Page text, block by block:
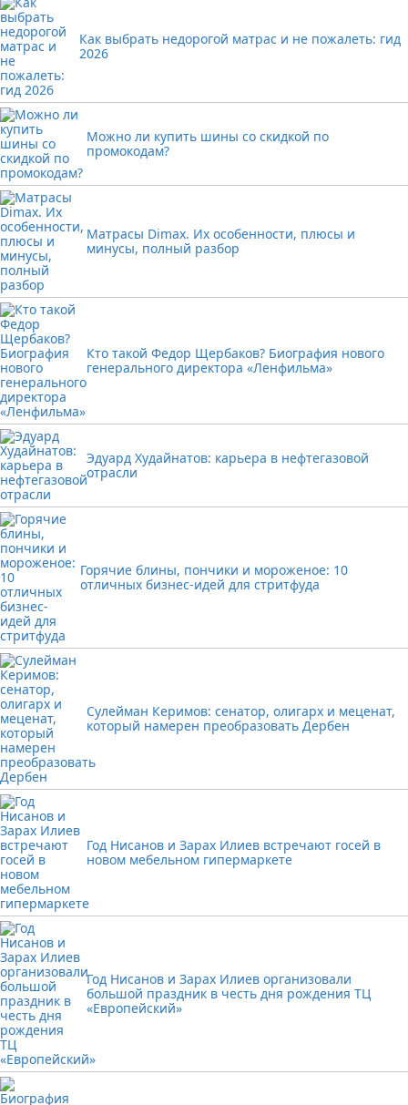
Как выбрать недорогой матрас и не пожалеть: гид
2026
Можно ли купить шины со скидкой по
промокодам?
Матрасы Dimax. Их особенности, плюсы и
минусы, полный разбор
Кто такой Федор Щербаков? Биография нового
генерального директора «Ленфильма»
Эдуард Худайнатов: карьера в нефтегазовой
отрасли
Горячие блины, пончики и мороженое: 10
отличных бизнес-идей для стритфуда
Сулейман Керимов: сенатор, олигарх и меценат,
который намерен преобразовать Дербен
Год Нисанов и Зарах Илиев встречают госей в
новом мебельном гипермаркете
Год Нисанов и Зарах Илиев организовали
большой праздник в честь дня рождения ТЦ
«Европейский»